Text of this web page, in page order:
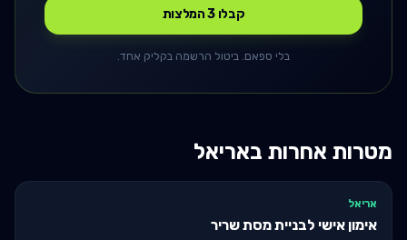
קבלו 3 המלצות
בלי ספאם. ביטול הרשמה בקליק אחד.
מטרות אחרות באריאל
אריאל
אימון אישי לבניית מסת שריר